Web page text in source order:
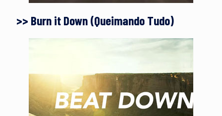
>> Burn it Down (Queimando Tudo)